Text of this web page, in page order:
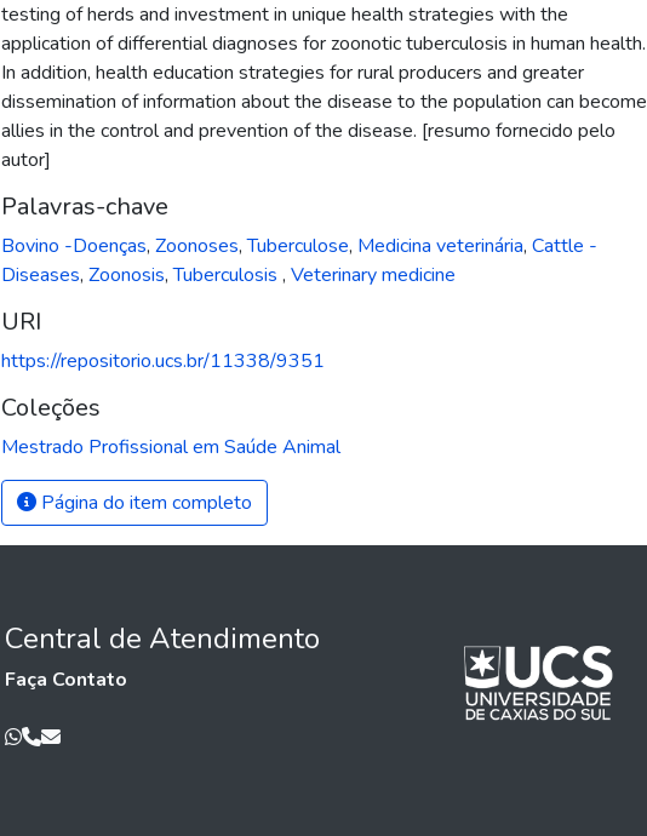
testing of herds and investment in unique health strategies with the
application of differential diagnoses for zoonotic tuberculosis in human health.
In addition, health education strategies for rural producers and greater
dissemination of information about the disease to the population can become
allies in the control and prevention of the disease. [resumo fornecido pelo
autor]
Palavras-chave
Bovino -Doenças, Zoonoses,Tuberculose, Medicina veterinária, Cattle -
Diseases, Zoonosis,Tuberculosis , Veterinary medicine
URI
https://repositorio.ucs.br/11338/9351
Coleções
Mestrado Profissional em Saúde Animal
Página do item completo
Central de Atendimento
Faça Contato